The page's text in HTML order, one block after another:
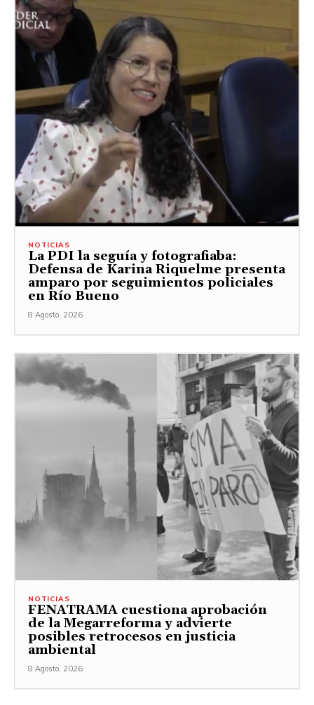
NOTICIAS
La PDI la seguía y fotografiaba:
Defensa de Karina Riquelme presenta
amparo por seguimientos policiales
en Río Bueno
8 Agosto, 2026
NOTICIAS
FENATRAMA cuestiona aprobación
de la Megarreforma y advierte
posibles retrocesos en justicia
ambiental
8 Agosto, 2026